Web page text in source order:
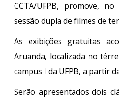
CCTA/UFPB, promove,
sessão dupla de filmes de
As exibições gratuitas
Aruanda, localizada no
campus I da UFPB, a partir
Serão apresentados dois